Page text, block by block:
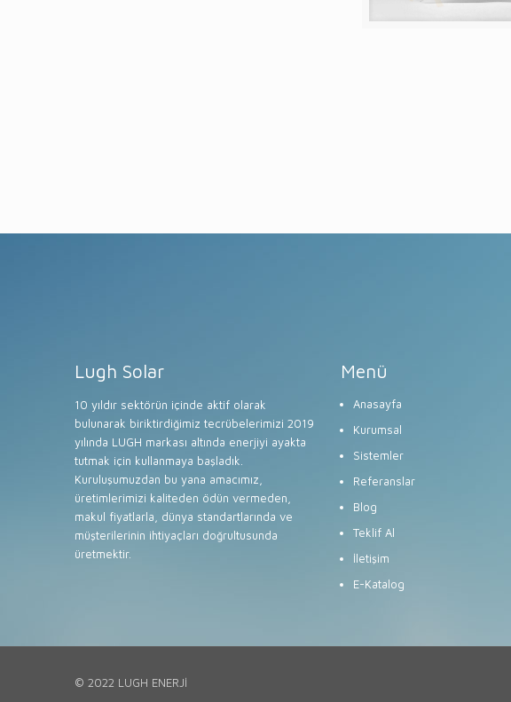
Lugh Solar
10 yıldır sektörün içinde aktif olarak
bulunarak biriktirdiğimiz tecrübelerimizi 2019
yılında LUGH markası altında enerjiyi ayakta
tutmak için kullanmaya başladık.
Kuruluşumuzdan bu yana amacımız,
üretimlerimizi kaliteden ödün vermeden,
makul fiyatlarla, dünya standartlarında ve
müşterilerinin ihtiyaçları doğrultusunda
üretmektir.
Menü
Anasayfa
Kurumsal
Sistemler
Referanslar
Blog
Teklif Al
İletişim
E-Katalog
© 2022 LUGH ENERJİ